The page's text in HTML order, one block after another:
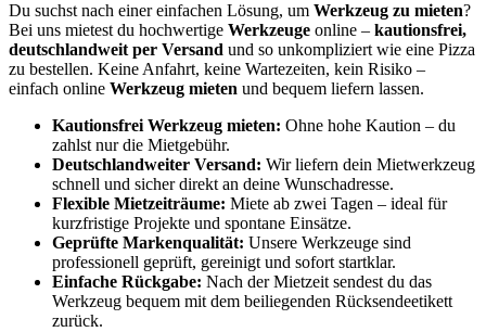
Du suchst nach einer einfachen Lösung, um Werkzeug zu mieten?
Bei uns mietest du hochwertige Werkzeuge online – kautionsfrei,
deutschlandweit per Versand und so unkompliziert wie eine Pizza
zu bestellen. Keine Anfahrt, keine Wartezeiten, kein Risiko –
einfach online Werkzeug mieten und bequem liefern lassen.
Kautionsfrei Werkzeug mieten: Ohne hohe Kaution – du
zahlst nur die Mietgebühr.
Deutschlandweiter Versand: Wir liefern dein Mietwerkzeug
schnell und sicher direkt an deine Wunschadresse.
Flexible Mietzeiträume: Miete ab zwei Tagen – ideal für
kurzfristige Projekte und spontane Einsätze.
Geprüfte Markenqualität: Unsere Werkzeuge sind
professionell geprüft, gereinigt und sofort startklar.
Einfache Rückgabe: Nach der Mietzeit sendest du das
Werkzeug bequem mit dem beiliegenden Rücksendeetikett
zurück.